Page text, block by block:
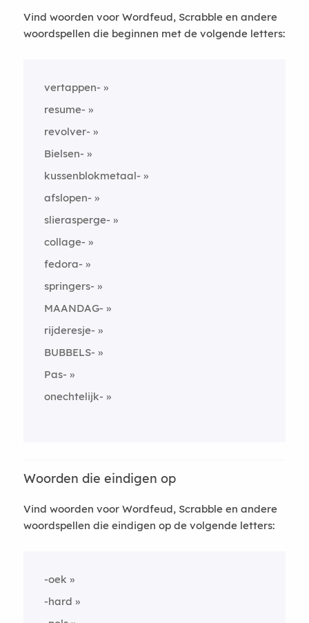
Vind woorden voor Wordfeud, Scrabble en andere
woordspellen die beginnen met de volgende letters:
vertappen-
resume-
revolver-
Bielsen-
kussenblokmetaal-
afslopen-
slierasperge-
collage-
fedora-
springers-
MAANDAG-
rijderesje-
BUBBELS-
Pas-
onechtelijk-
Woorden die eindigen op
Vind woorden voor Wordfeud, Scrabble en andere
woordspellen die eindigen op de volgende letters:
-oek
-hard